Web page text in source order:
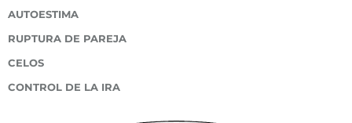
AUTOESTIMA
RUPTURA DE PAREJA
CELOS
CONTROL DE LA IRA